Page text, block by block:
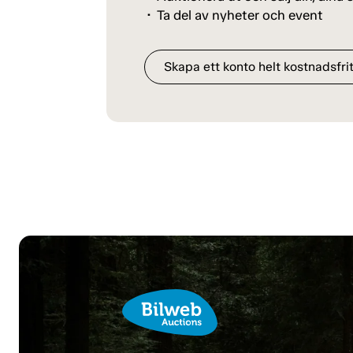
Ta del av nyheter och event
Skapa ett konto helt